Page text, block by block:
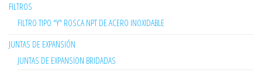
FILTROS
FILTRO TIPO "Y" ROSCA NPT DE ACERO INOXIDABLE
JUNTAS DE EXPANSIÓN
JUNTAS DE EXPANSION BRIDADAS